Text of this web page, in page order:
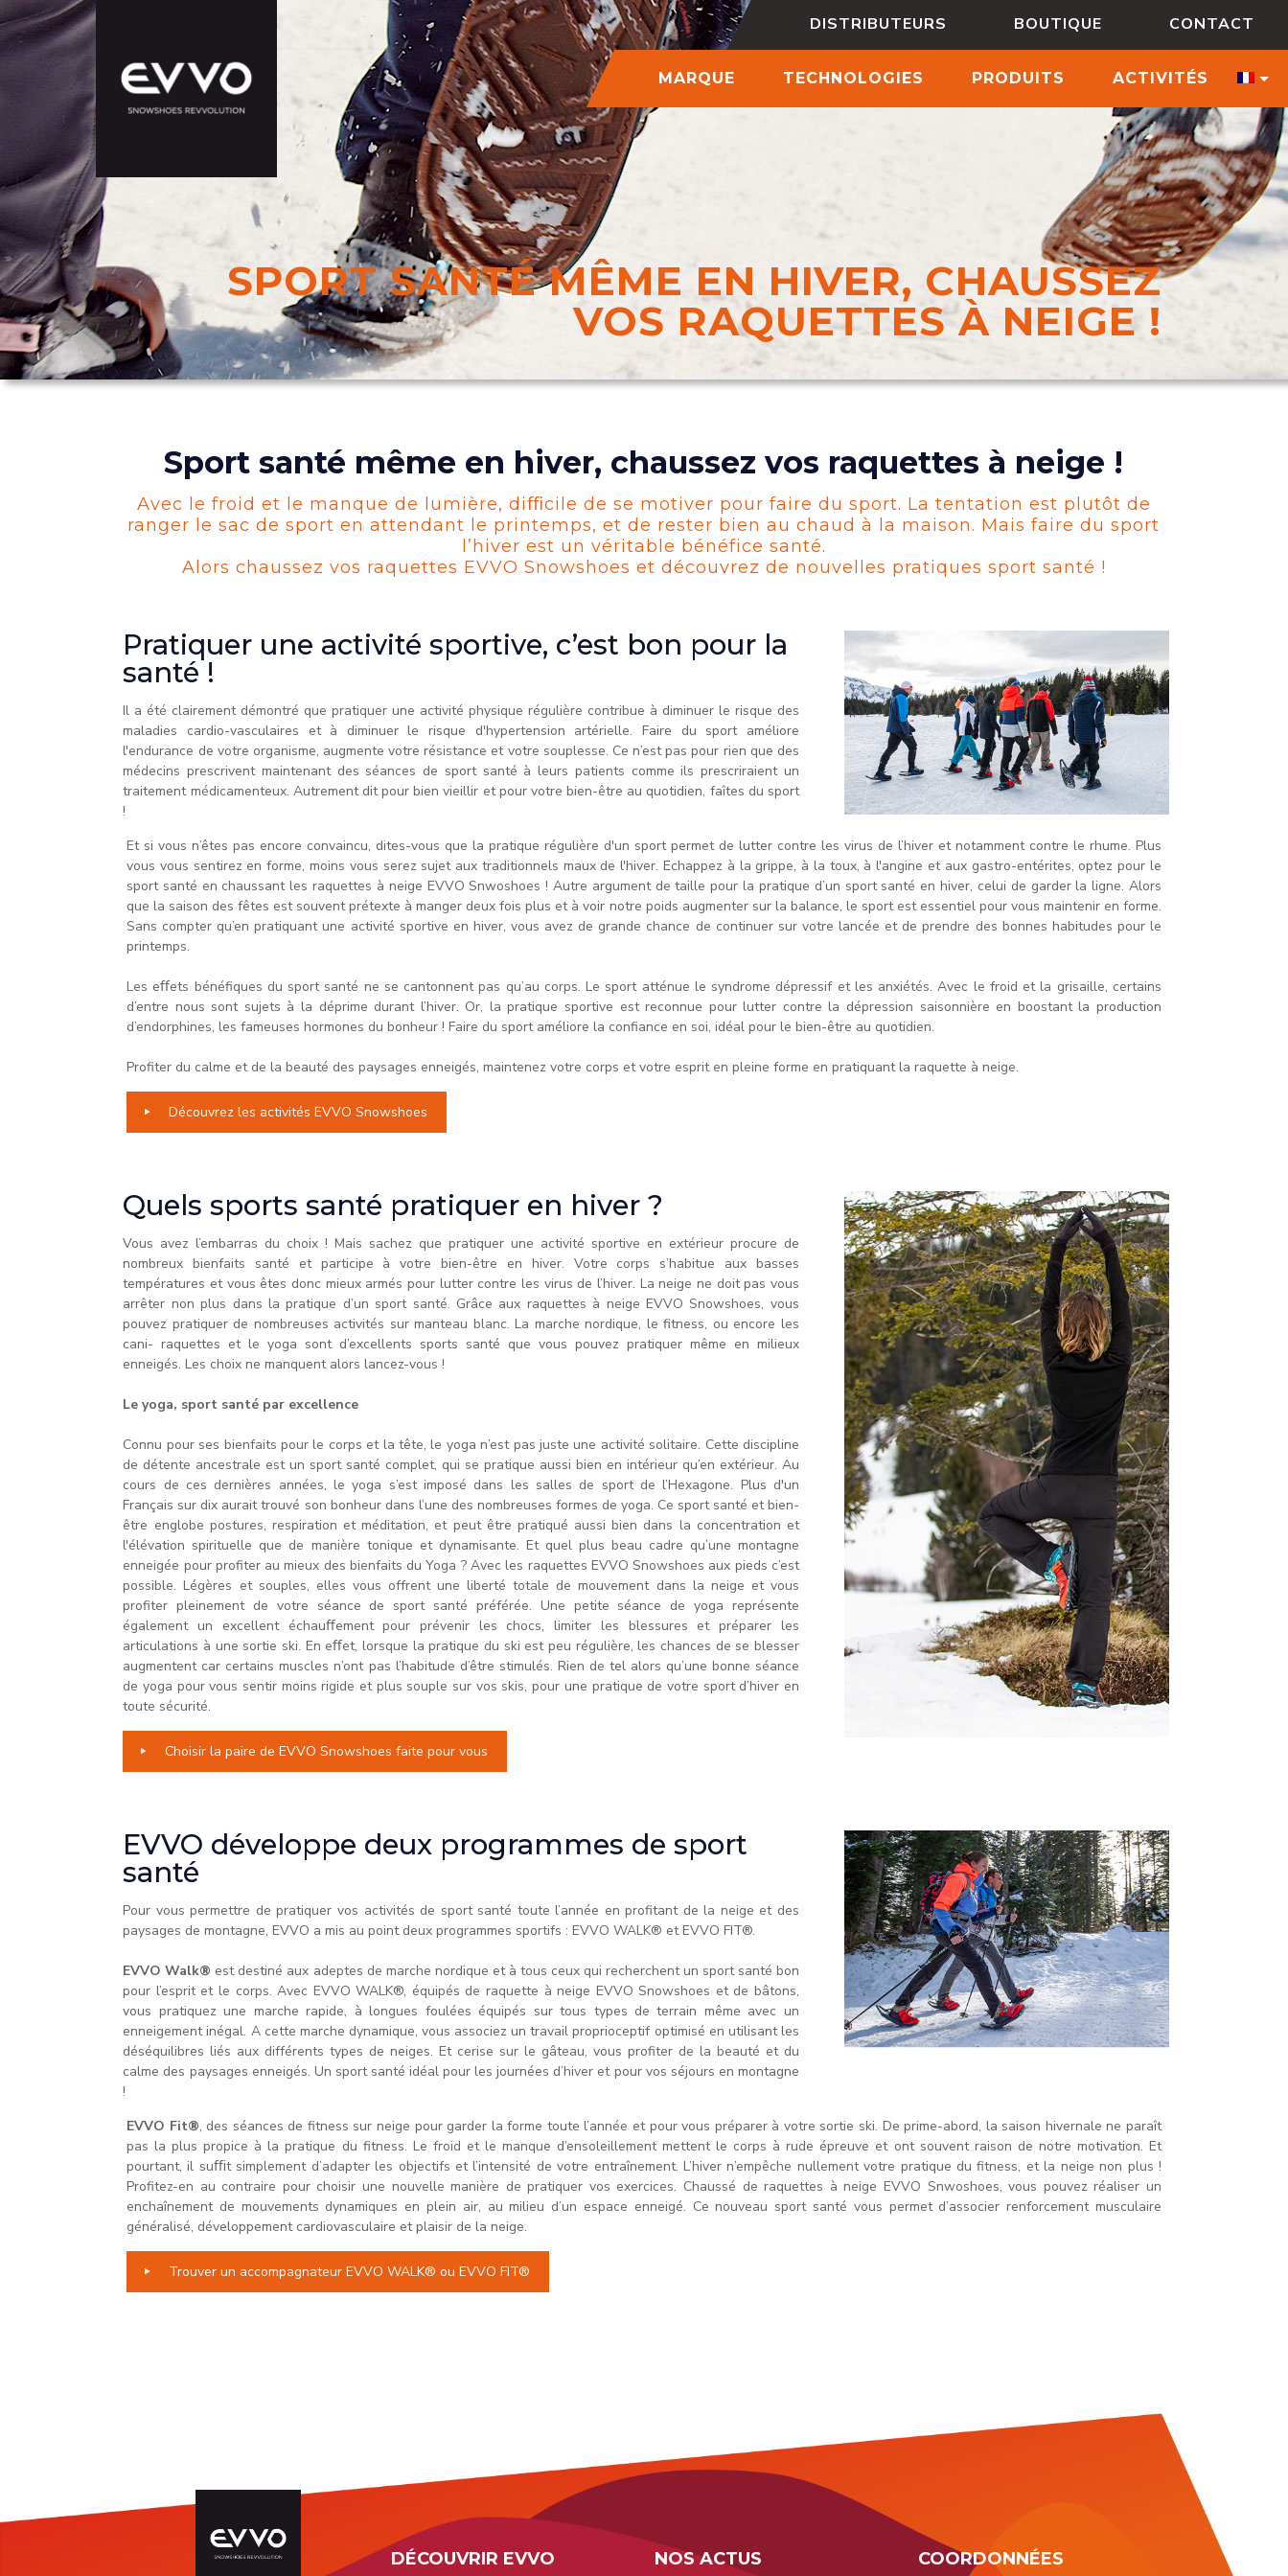
DISTRIBUTEURS BOUTIQUE CONTACT
MARQUE TECHNOLOGIES PRODUITS ACTIVITÉS
SPORT SANTÉ MÊME EN HIVER, CHAUSSEZ
VOS RAQUETTES À NEIGE !
Sport santé même en hiver, chaussez vos raquettes à neige !
Avec le froid et le manque de lumière, diﬃcile de se motiver pour faire du sport. La tentation est plutôt de
ranger le sac de sport en attendant le printemps, et de rester bien au chaud à la maison. Mais faire du sport
l’hiver est un véritable bénéfice santé.
Alors chaussez vos raquettes EVVO Snowshoes et découvrez de nouvelles pratiques sport santé !
Pratiquer une activité sportive, c’est bon pour la
santé !
Il a été clairement démontré que pratiquer une activité physique régulière contribue à diminuer le risque des
maladies cardio-vasculaires et à diminuer le risque d'hypertension artérielle. Faire du sport améliore
l'endurance de votre organisme, augmente votre résistance et votre souplesse. Ce n’est pas pour rien que des
médecins prescrivent maintenant des séances de sport santé à leurs patients comme ils prescriraient un
traitement médicamenteux. Autrement dit pour bien vieillir et pour votre bien-être au quotidien, faîtes du sport
!
Et si vous n’êtes pas encore convaincu, dites-vous que la pratique régulière d'un sport permet de lutter contre les virus de l’hiver et notamment contre le rhume. Plus
vous vous sentirez en forme, moins vous serez sujet aux traditionnels maux de l'hiver. Echappez à la grippe, à la toux, à l'angine et aux gastro-entérites, optez pour le
sport santé en chaussant les raquettes à neige EVVO Snwoshoes ! Autre argument de taille pour la pratique d’un sport santé en hiver, celui de garder la ligne. Alors
que la saison des fêtes est souvent prétexte à manger deux fois plus et à voir notre poids augmenter sur la balance, le sport est essentiel pour vous maintenir en forme.
Sans compter qu’en pratiquant une activité sportive en hiver, vous avez de grande chance de continuer sur votre lancée et de prendre des bonnes habitudes pour le
printemps.
Les eﬀets bénéfiques du sport santé ne se cantonnent pas qu’au corps. Le sport atténue le syndrome dépressif et les anxiétés. Avec le froid et la grisaille, certains
d’entre nous sont sujets à la déprime durant l’hiver. Or, la pratique sportive est reconnue pour lutter contre la dépression saisonnière en boostant la production
d’endorphines, les fameuses hormones du bonheur ! Faire du sport améliore la confiance en soi, idéal pour le bien-être au quotidien.
Profiter du calme et de la beauté des paysages enneigés, maintenez votre corps et votre esprit en pleine forme en pratiquant la raquette à neige.
Découvrez les activités EVVO Snowshoes
Quels sports santé pratiquer en hiver ?
Vous avez l’embarras du choix ! Mais sachez que pratiquer une activité sportive en extérieur procure de
nombreux bienfaits santé et participe à votre bien-être en hiver. Votre corps s’habitue aux basses
températures et vous êtes donc mieux armés pour lutter contre les virus de l’hiver. La neige ne doit pas vous
arrêter non plus dans la pratique d’un sport santé. Grâce aux raquettes à neige EVVO Snowshoes, vous
pouvez pratiquer de nombreuses activités sur manteau blanc. La marche nordique, le fitness, ou encore les
cani- raquettes et le yoga sont d’excellents sports santé que vous pouvez pratiquer même en milieux
enneigés. Les choix ne manquent alors lancez-vous !
Le yoga, sport santé par excellence
Connu pour ses bienfaits pour le corps et la tête, le yoga n’est pas juste une activité solitaire. Cette discipline
de détente ancestrale est un sport santé complet, qui se pratique aussi bien en intérieur qu’en extérieur. Au
cours de ces dernières années, le yoga s’est imposé dans les salles de sport de l’Hexagone. Plus d'un
Français sur dix aurait trouvé son bonheur dans l’une des nombreuses formes de yoga. Ce sport santé et bien-
être englobe postures, respiration et méditation, et peut être pratiqué aussi bien dans la concentration et
l'élévation spirituelle que de manière tonique et dynamisante. Et quel plus beau cadre qu’une montagne
enneigée pour profiter au mieux des bienfaits du Yoga ? Avec les raquettes EVVO Snowshoes aux pieds c’est
possible. Légères et souples, elles vous offrent une liberté totale de mouvement dans la neige et vous
profiter pleinement de votre séance de sport santé préférée. Une petite séance de yoga représente
également un excellent échauﬀement pour prévenir les chocs, limiter les blessures et préparer les
articulations à une sortie ski. En eﬀet, lorsque la pratique du ski est peu régulière, les chances de se blesser
augmentent car certains muscles n’ont pas l’habitude d’être stimulés. Rien de tel alors qu’une bonne séance
de yoga pour vous sentir moins rigide et plus souple sur vos skis, pour une pratique de votre sport d’hiver en
toute sécurité.
Choisir la paire de EVVO Snowshoes faite pour vous
EVVO développe deux programmes de sport
santé
Pour vous permettre de pratiquer vos activités de sport santé toute l’année en profitant de la neige et des
paysages de montagne, EVVO a mis au point deux programmes sportifs : EVVO WALK® et EVVO FIT®.
EVVO Walk® est destiné aux adeptes de marche nordique et à tous ceux qui recherchent un sport santé bon
pour l’esprit et le corps. Avec EVVO WALK®, équipés de raquette à neige EVVO Snowshoes et de bâtons,
vous pratiquez une marche rapide, à longues foulées équipés sur tous types de terrain même avec un
enneigement inégal. A cette marche dynamique, vous associez un travail proprioceptif optimisé en utilisant les
déséquilibres liés aux différents types de neiges. Et cerise sur le gâteau, vous profiter de la beauté et du
calme des paysages enneigés. Un sport santé idéal pour les journées d’hiver et pour vos séjours en montagne
!
EVVO Fit®, des séances de fitness sur neige pour garder la forme toute l’année et pour vous préparer à votre sortie ski. De prime-abord, la saison hivernale ne paraît
pas la plus propice à la pratique du fitness. Le froid et le manque d’ensoleillement mettent le corps à rude épreuve et ont souvent raison de notre motivation. Et
pourtant, il suﬃt simplement d’adapter les objectifs et l’intensité de votre entraînement. L’hiver n’empêche nullement votre pratique du fitness, et la neige non plus !
Profitez-en au contraire pour choisir une nouvelle manière de pratiquer vos exercices. Chaussé de raquettes à neige EVVO Snwoshoes, vous pouvez réaliser un
enchaînement de mouvements dynamiques en plein air, au milieu d’un espace enneigé. Ce nouveau sport santé vous permet d’associer renforcement musculaire
généralisé, développement cardiovasculaire et plaisir de la neige.
Trouver un accompagnateur EVVO WALK® ou EVVO FIT®
DÉCOUVRIR EVVO NOS ACTUS COORDONNÉES